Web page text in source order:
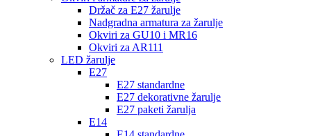
Držač za E27 žarulje
Nadgradna armatura za žarulje
Okviri za GU10 i MR16
Okviri za AR111
LED žarulje
E27
E27 standardne
E27 dekorativne žarulje
E27 paketi žarulja
E14